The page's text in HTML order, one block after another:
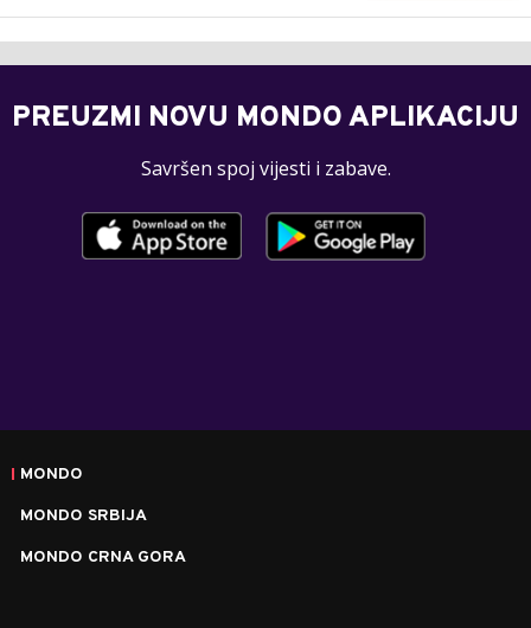
PREUZMI NOVU MONDO APLIKACIJU
Savršen spoj vijesti i zabave.
MONDO
MONDO SRBIJA
MONDO CRNA GORA